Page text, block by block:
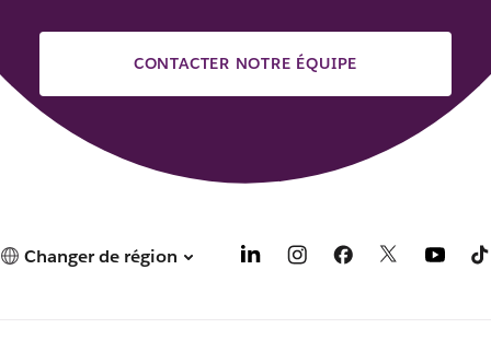
v
l
e
CONTACTER NOTRE ÉQUIPE
Changer de région